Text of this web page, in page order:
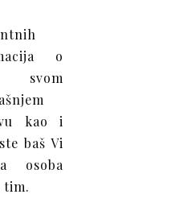
o
svom
kao i
baš Vi
osoba
tim.